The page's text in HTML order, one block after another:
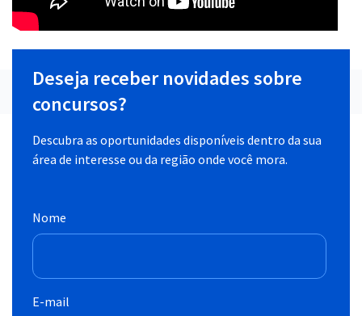
Deseja receber novidades sobre
concursos?
Descubra as oportunidades disponíveis dentro da sua
área de interesse ou da região onde você mora.
Nome
E-mail